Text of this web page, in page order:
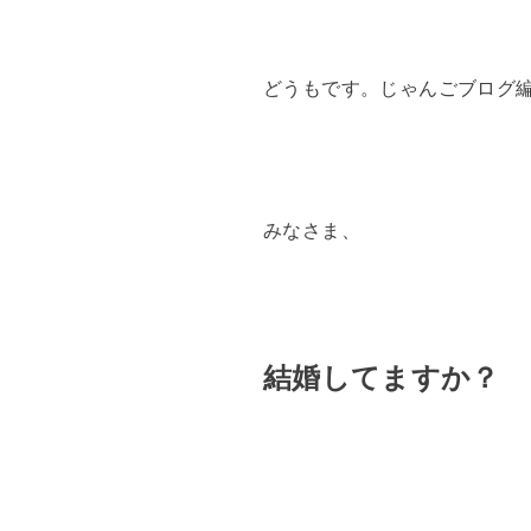
どうもです。じゃんごブログ
みなさま、
結婚してますか？